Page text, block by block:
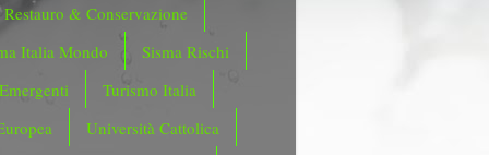
Restauro & Conservazione
Italia Mondo
Sisma Rischi
Turismo Italia
Università Cattolica